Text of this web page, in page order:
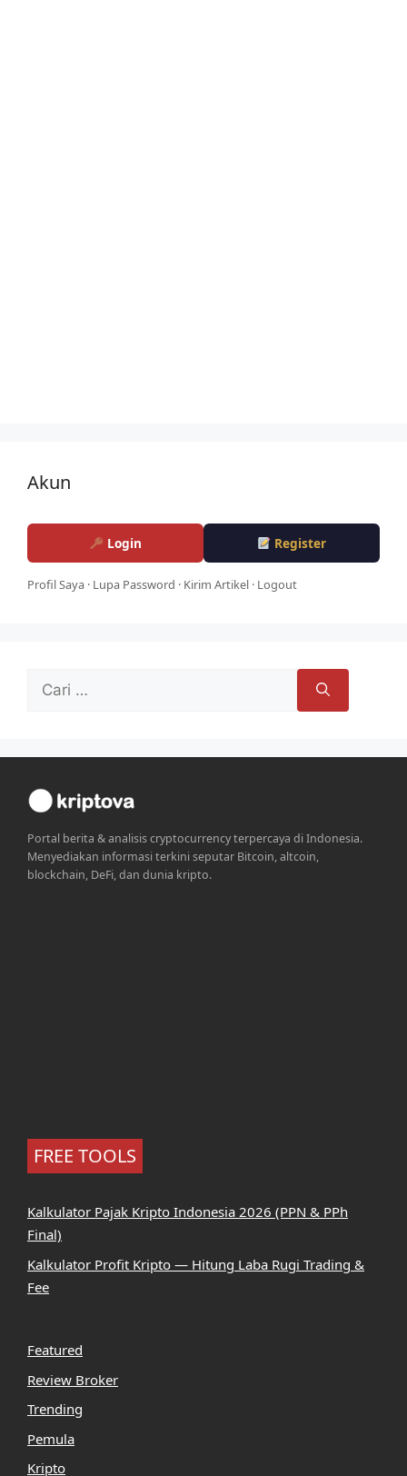
Akun
Login Register
Profil Saya · Lupa Password · Kirim Artikel · Logout
untuk:
Portal berita & analisis cryptocurrency terpercaya di Indonesia.
Menyediakan informasi terkini seputar Bitcoin, altcoin,
blockchain, DeFi, dan dunia kripto.
FREE TOOLS
Kalkulator Pajak Kripto Indonesia 2026 (PPN & PPh
Final)
Kalkulator Profit Kripto — Hitung Laba Rugi Trading &
Fee
Featured
Review Broker
Trending
Pemula
Kripto